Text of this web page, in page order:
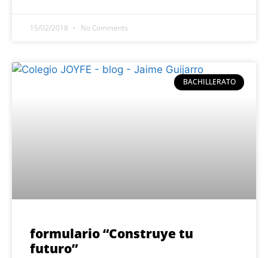
15/02/2018 No Comments
BACHILLERATO
formulario “Construye tu
futuro”